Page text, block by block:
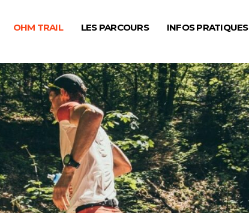
OHM TRAIL LES PARCOURS INFOS PRATIQUES